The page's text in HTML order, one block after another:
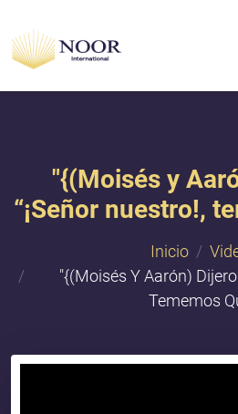
"​{(Moisés y
“¡Señor nuestro!,
Inicio
"​{(Moisés Y Aarón)
Tememos